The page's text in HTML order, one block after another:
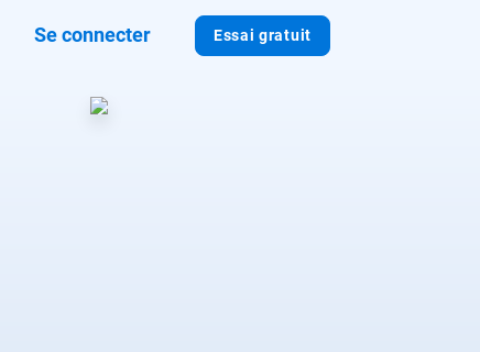
Essai gratuit
Se connecter